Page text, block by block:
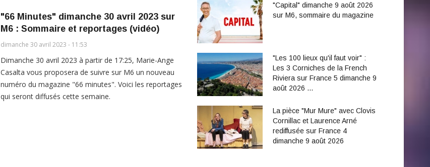
"66 Minutes" dimanche 30 avril 2023 sur
M6 : Sommaire et reportages (vidéo)
dimanche 30 avril 2023 - 11:53
Dimanche 30 avril 2023 à partir de 17:25, Marie-Ange
Casalta vous proposera de suivre sur M6 un nouveau
numéro du magazine "66 minutes". Voici les reportages
qui seront diffusés cette semaine.
"Capital" dimanche 9 août 2026
sur M6, sommaire du magazine
"Les 100 lieux qu'il faut voir" :
Les 3 Corniches de la French
Riviera sur France 5 dimanche 9
août 2026 …
La pièce "Mur Mure" avec Clovis
Cornillac et Laurence Arné
rediffusée sur France 4
dimanche 9 août 2026